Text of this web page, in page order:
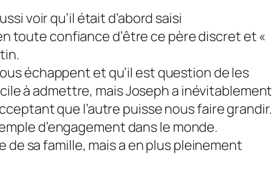
voir qu’il était d’abord saisi
toute confiance d’être ce père discret et «
échappent et qu’il est question de les
à admettre, mais Joseph a inévitablement
que l’autre puisse nous faire grandir.
d’engagement dans le monde.
sa famille, mais a en plus pleinement